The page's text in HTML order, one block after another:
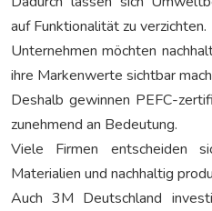
auf Funktionalität zu verzichten.
Unternehmen möchten
ihre Markenwerte sichtbar
Deshalb gewinnen PEFC-
zunehmend an Bedeutung.
Viele Firmen entscheiden
Materialien und nachhaltig
Auch 3M Deutschland